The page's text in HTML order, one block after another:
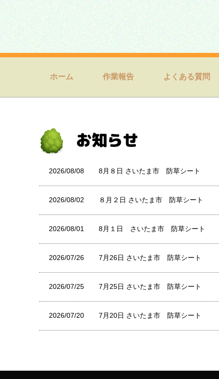
ホーム 作業報告 よくある質問
2026/08/08 8月８日 さいたま市 防草シート
2026/08/02 ８月２日 さいたま市 防草シート
2026/08/01 8月１日 さいたま市 防草シート
2026/07/26 7月26日 さいたま市 防草シート
2026/07/25 7月25日 さいたま市 防草シート
2026/07/20 7月20日 さいたま市 防草シート